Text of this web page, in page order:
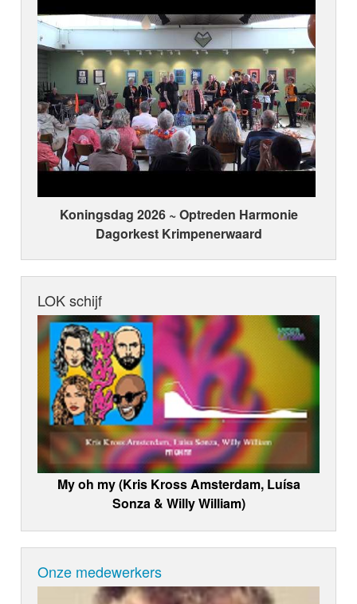
Koningsdag 2026 ~ Optreden Harmonie
Dagorkest Krimpenerwaard
LOK schijf
My oh my (Kris Kross Amsterdam, Luísa
Sonza & Willy William)
Onze medewerkers